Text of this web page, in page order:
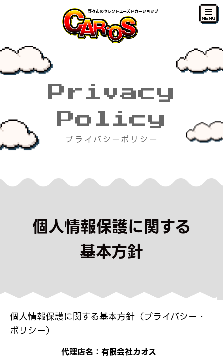
野々市のセレクトユーズドカーショップ
MENU
Privacy
Policy
プライバシーポリシー
個人情報保護に関する
基本方針
個人情報保護に関する基本方針（プライバシー・
ポリシー）
代理店名：有限会社カオス